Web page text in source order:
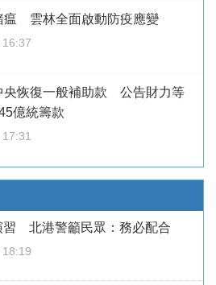
瘟 雲林全面啟動防疫應變
央恢復一般補助款 公告財力等
億統籌款
習 北港警籲民眾：務必配合